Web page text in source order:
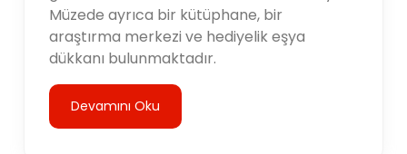
Müzede ayrıca bir kütüphane, bir
araştırma merkezi ve hediyelik eşya
dükkanı bulunmaktadır.
Devamını Oku